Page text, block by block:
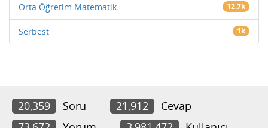
Orta Öğretim Matematik 12.7k
Serbest 1k
20,359 Soru 21,912
Cevap